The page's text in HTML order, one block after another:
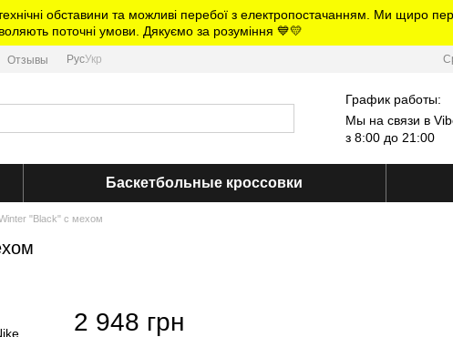
обставини та можливі перебої з електропостачанням. Ми щиро
поточні умови. Дякуємо за розуміння 💙💛
Отзывы РусУкр
График работы:
Мы на связи в
з 8:00 до 21:00
Баскетбольные кроссовки
"Black" с мехом
2 948 грн